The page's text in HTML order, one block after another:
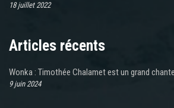
18 juillet 2022
Articles récents
Wonka : Timothée Chalamet est un grand
9 juin 2024